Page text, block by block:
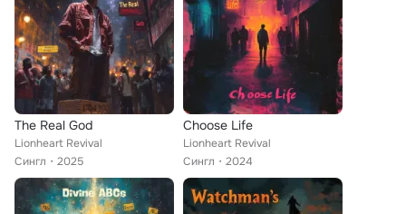
The Real God
Lionheart Revival
Сингл
2025
Choose Life
Lionheart Revival
Сингл
2024